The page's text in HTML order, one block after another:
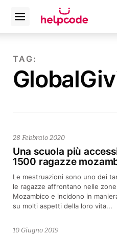
contenuto
Helpcode
Italia
Open
menu
TAG:
Una scuola più
1500 ragazze
28 Febbraio 2020
Le mestruazioni sono uno dei
le ragazze affrontano nelle
Mozambico e incidono in
su molti aspetti della loro vita...
10 Giugno 2019